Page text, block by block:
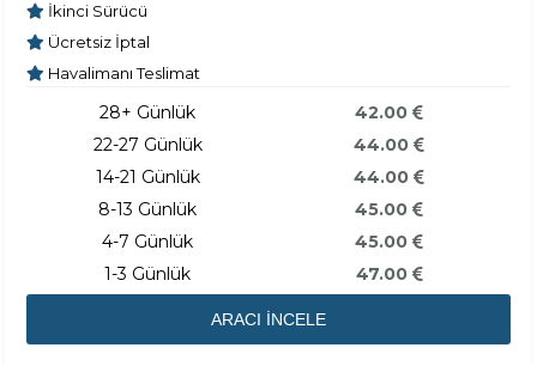
İkinci Sürücü
Ücretsiz İptal
Havalimanı Teslimat
28+ Günlük
22-27 Günlük
14-21 Günlük
8-13 Günlük
4-7 Günlük
1-3 Günlük
42.00
44.00
44.00
45.00
45.00
47.00
ARACI İNCELE